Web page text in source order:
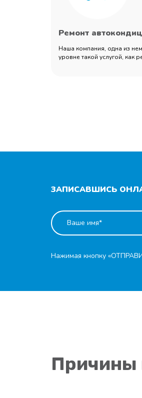
Ремонт
Наша компания, одна из
уровне такой услугой, как
ЗАПИСАВШИСЬ
Нажимая кнопку
Причины